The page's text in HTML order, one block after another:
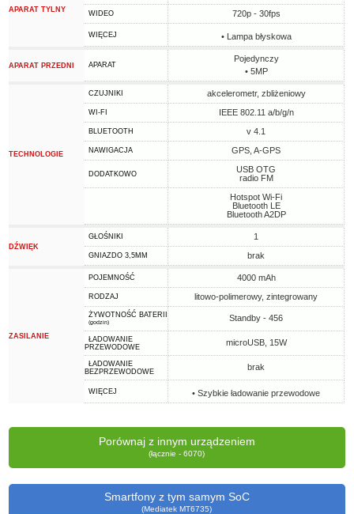
APARAT TYLNY WIDEO 720p - 30fps
WIĘCEJ • Lampa błyskowa
APARAT PRZEDNI APARAT
Pojedynczy
• 5MP
TECHNOLOGIE
CZUJNIKI akcelerometr, zbliżeniowy
WI-FI IEEE 802.11 a/b/g/n
BLUETOOTH v 4.1
NAWIGACJA GPS, A-GPS
DODATKOWO
USB OTG
radio FM
Hotspot Wi-Fi
Bluetooth LE
Bluetooth A2DP
DŹWIĘK
GŁOŚNIKI 1
GNIAZDO 3,5MM brak
ZASILANIE
POJEMNOŚĆ 4000 mAh
RODZAJ litowo-polimerowy, zintegrowany
ŻYWOTNOŚĆ BATERII
(godzin) Standby - 456
ŁADOWANIE
PRZEWODOWE
microUSB, 15W
ŁADOWANIE
BEZPRZEWODOWE
brak
WIĘCEJ • Szybkie ładowanie przewodowe
Porównaj z innym urządzeniem
(łącznie - 6070)
Smartfony z tym samym SoC
(Mediatek MT6735)